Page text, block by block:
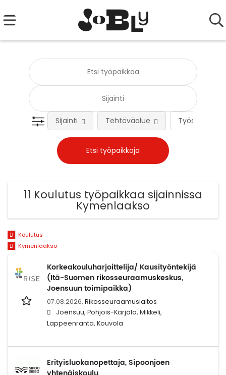
Työsuhteen
Sijainti Tehtäväalue
11 Koulutus työpaikkaa sijainnissa
Kymenlaakso
Koulutus
Kymenlaakso
Korkeakouluharjoittelija/ Kausityöntekijä
(Itä-Suomen rikosseuraamuskeskus,
Joensuun toimipaikka)
07.08.2026, Rikosseuraamuslaitos
Joensuu, Pohjois-Karjala, Mikkeli,
Lappeenranta, Kouvola
Erityisluokanopettaja, Sipoonjoen